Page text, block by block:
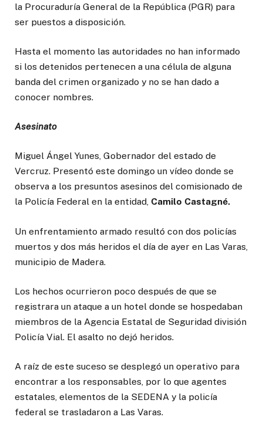
la Procuraduría General de la República (PGR) para
ser puestos a disposición.
Hasta el momento las autoridades no han informado
si los detenidos pertenecen a una célula de alguna
banda del crimen organizado y no se han dado a
conocer nombres.
Asesinato
Miguel Ángel Yunes, Gobernador del estado de
Vercruz. Presentó este domingo un vídeo donde se
observa a los presuntos asesinos del comisionado de
la Policía Federal en la entidad, Camilo Castagné.
Un enfrentamiento armado resultó con dos policías
muertos y dos más heridos el día de ayer en Las Varas,
municipio de Madera.
Los hechos ocurrieron poco después de que se
registrara un ataque a un hotel donde se hospedaban
miembros de la Agencia Estatal de Seguridad división
Policía Vial. El asalto no dejó heridos.
A raíz de este suceso se desplegó un operativo para
encontrar a los responsables, por lo que agentes
estatales, elementos de la SEDENA y la policía
federal se trasladaron a Las Varas.